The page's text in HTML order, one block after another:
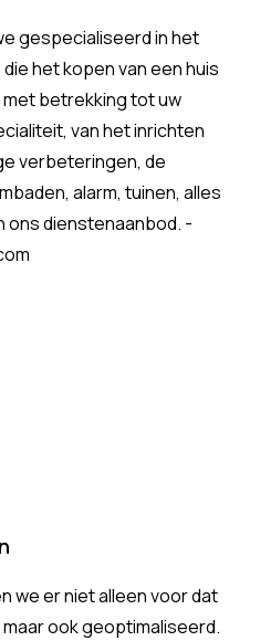
gespecialiseerd in het
het kopen van een huis
betrekking tot uw
van het inrichten
verbeteringen, de
alarm, tuinen, alles
ons dienstenaanbod. -
we er niet alleen voor dat
ook geoptimaliseerd.